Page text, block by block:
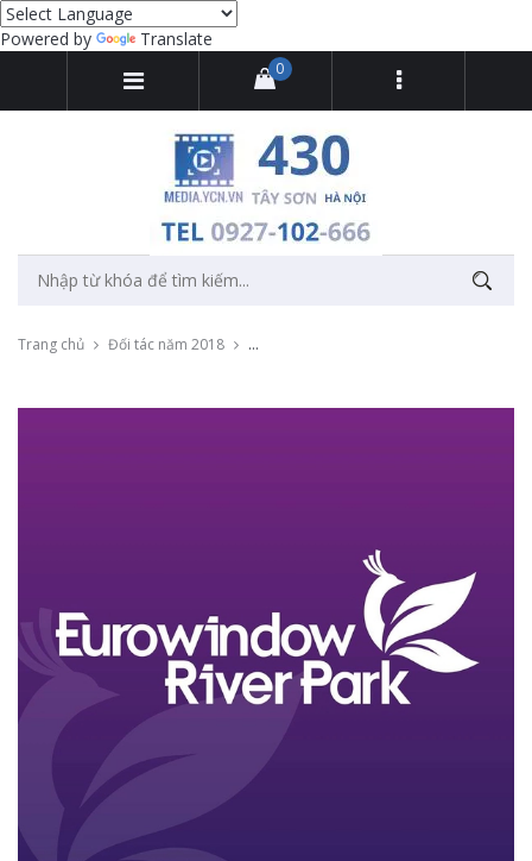
Powered by Translate
0
Trang chủ Đối tác năm 2018 Quay phim và livestream lễ mở bán bất